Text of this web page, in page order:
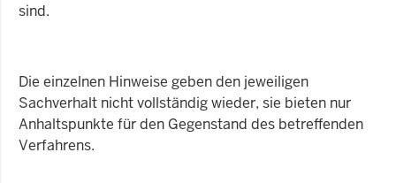
sind.
Die einzelnen Hinweise geben den jeweiligen
Sachverhalt nicht vollständig wieder, sie bieten nur
Anhaltspunkte für den Gegenstand des betreffenden
Verfahrens.